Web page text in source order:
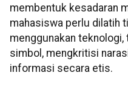
membentuk kesadaran
mahasiswa perlu dilatih
menggunakan
simbol, mengkritisi
informasi secara etis.